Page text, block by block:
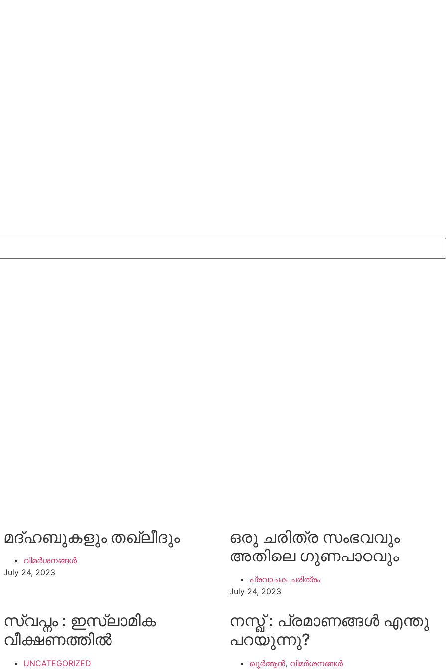
മദ്‌ഹബുകളും തഖ്‌ലീദും
വിമർശനങ്ങൾ
July 24, 2023
ഒരു ചരിത്ര സംഭവവും
അതിലെ ഗുണപാഠവും
പ്രവാചക ചരിത്രം
July 24, 2023
സ്വപ്നം : ഇസ്ലാമിക
വീക്ഷണത്തില്‍
UNCATEGORIZED
നസ്ഖ് : പ്രമാണങ്ങള്‍ എന്തു
പറയുന്നു?
ഖുർആൻ, വിമർശനങ്ങൾ